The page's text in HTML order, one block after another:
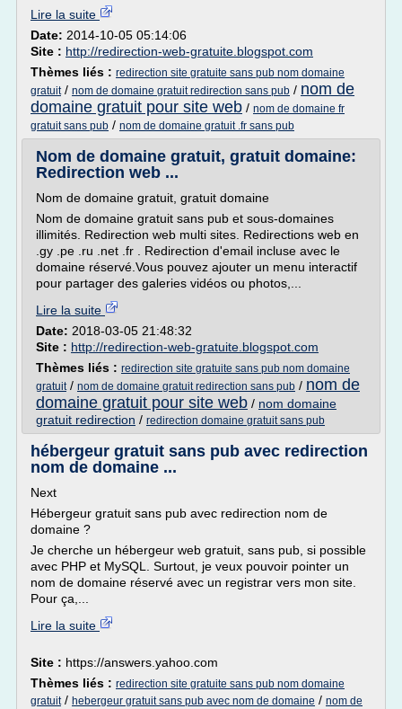
Lire la suite
Date: 2014-10-05 05:14:06
Site : http://redirection-web-gratuite.blogspot.com
Thèmes liés : redirection site gratuite sans pub nom domaine
gratuit/ nom de domaine gratuit redirection sans pub / nom de
domaine gratuit pour site web / nom de domaine fr
gratuit sans pub / nom de domaine gratuit .fr sans pub
Nom de domaine gratuit, gratuit domaine:
Redirection web ...
Nom de domaine gratuit, gratuit domaine
Nom de domaine gratuit sans pub et sous-domaines
illimités. Redirection web multi sites. Redirections web en
.gy .pe .ru .net .fr . Redirection d'email incluse avec le
domaine réservé.Vous pouvez ajouter un menu interactif
pour partager des galeries vidéos ou photos,...
Lire la suite
Date: 2018-03-05 21:48:32
Site : http://redirection-web-gratuite.blogspot.com
Thèmes liés : redirection site gratuite sans pub nom domaine
gratuit/ nom de domaine gratuit redirection sans pub / nom de
domaine gratuit pour site web / nom domaine
gratuit redirection / redirection domaine gratuit sans pub
hébergeur gratuit sans pub avec redirection
nom de domaine ...
Next
Hébergeur gratuit sans pub avec redirection nom de
domaine ?
Je cherche un hébergeur web gratuit, sans pub, si possible
avec PHP et MySQL. Surtout, je veux pouvoir pointer un
nom de domaine réservé avec un registrar vers mon site.
Pour ça,...
Lire la suite
Site : https://answers.yahoo.com
Thèmes liés : redirection site gratuite sans pub nom domaine
gratuit/ hebergeur gratuit sans pub avec nom de domaine / nom de